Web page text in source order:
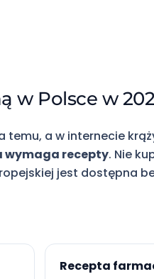
w Polsce w
a w internecie
wymaga recepty. Nie
jest dostępna
Recepta